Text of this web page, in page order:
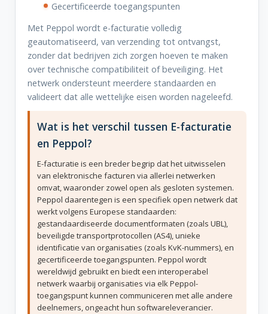
Gecertificeerde toegangspunten
Met Peppol wordt e-facturatie volledig
geautomatiseerd, van verzending tot ontvangst,
zonder dat bedrijven zich zorgen hoeven te maken
over technische compatibiliteit of beveiliging. Het
netwerk ondersteunt meerdere standaarden en
valideert dat alle wettelijke eisen worden nageleefd.
Wat is het verschil tussen E-facturatie
en Peppol?
E-facturatie is een breder begrip dat het uitwisselen
van elektronische facturen via allerlei netwerken
omvat, waaronder zowel open als gesloten systemen.
Peppol daarentegen is een specifiek open netwerk dat
werkt volgens Europese standaarden:
gestandaardiseerde documentformaten (zoals UBL),
beveiligde transportprotocollen (AS4), unieke
identificatie van organisaties (zoals KvK-nummers), en
gecertificeerde toegangspunten. Peppol wordt
wereldwijd gebruikt en biedt een interoperabel
netwerk waarbij organisaties via elk Peppol-
toegangspunt kunnen communiceren met alle andere
deelnemers, ongeacht hun softwareleverancier.